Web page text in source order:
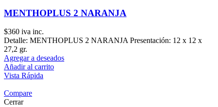
MENTHOPLUS 2 NARANJA
$360 iva inc.
Detalle: MENTHOPLUS 2 NARANJA Presentación: 12 x 12 x
27,2 gr.
Agregar a deseados
Añadir al carrito
Vista Rápida
Compare
Cerrar